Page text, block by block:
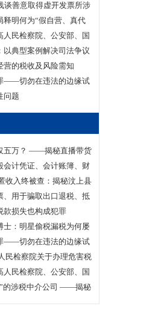
谈善意取得虚开发票所涉
处理？
释明何为“假自营、真代
人民检察院、公安部、国
发《关于适用认罪认罚从
的通知
以典型案例解决司法争议
营的税收及风险需知
——切勿在违法的边缘试
问题
五万？ ——揭秘直播带货
偷税案件
会计凭证、会计账簿、财
用的实证研究
收入终被查：揭秘汶上县
消费税案件
、用于骗取出口退税、抵
护案
款损失也构成犯罪
士：明星偷税漏税为何屡
——切勿在违法的边缘试
民检察院关于办理危害税
法律若干问题的解释
人民检察院、公安部、国
发《关于适用认罪认罚从
的通知
的涉税中介公司 ——揭秘
财税咨询有限公司帮助其